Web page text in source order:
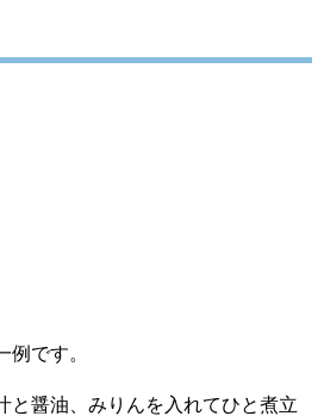
例です。
と醤油、みりんを入れてひと煮立